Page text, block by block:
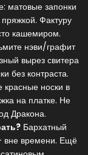
матовые запонки
Фактуру
кашемиром.
нэви/графит
вырез свитера
без контраста.
красные носки в
на платке. Не
Дракона.
Бархатный
вне времени. Ещё